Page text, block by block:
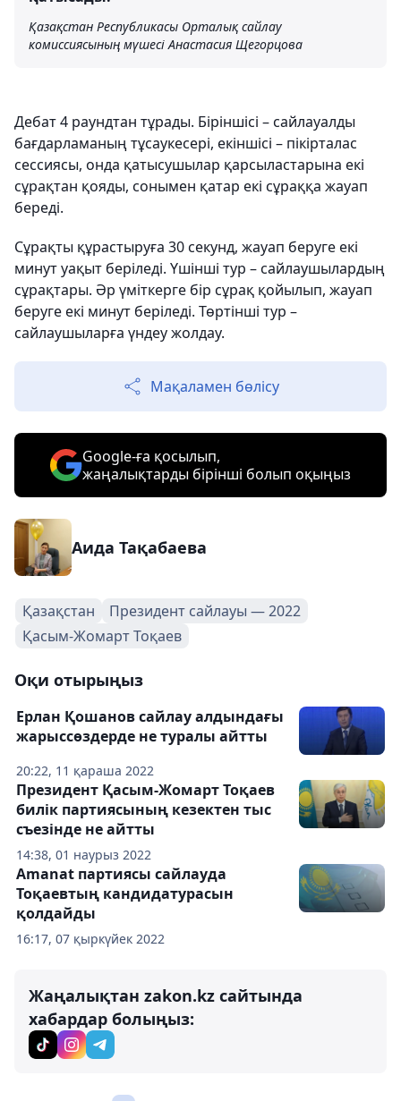
Қазақстан Республикасы Орталық сайлау
комиссиясының мүшесі Анастасия Щегорцова
Дебат 4 раундтан тұрады. Біріншісі – сайлауалды
бағдарламаның тұсаукесері, екіншісі – пікірталас
сессиясы, онда қатысушылар қарсыластарына екі
сұрақтан қояды, сонымен қатар екі сұраққа жауап
береді.
Сұрақты құрастыруға 30 секунд, жауап беруге екі
минут уақыт беріледі. Үшінші тур – сайлаушылардың
сұрақтары. Әр үміткерге бір сұрақ қойылып, жауап
беруге екі минут беріледі. Төртінші тур –
сайлаушыларға үндеу жолдау.
Мақаламен бөлісу
Google-ға қосылып,
жаңалықтарды бірінші болып оқыңыз
Аида Тақабаева
Қазақстан
Президент сайлауы — 2022
Қасым-Жомарт Тоқаев
Оқи отырыңыз
20:22, 11 қараша 2022
Ерлан Қошанов сайлау алдындағы
жарыссөздерде не туралы айтты
14:38, 01 наурыз 2022
Президент Қасым-Жомарт Тоқаев
билік партиясының кезектен тыс
съезінде не айтты
16:17, 07 қыркүйек 2022
Amanat партиясы сайлауда
Тоқаевтың кандидатурасын
қолдайды
Жаңалықтан zakon.kz сайтында
хабардар болыңыз: